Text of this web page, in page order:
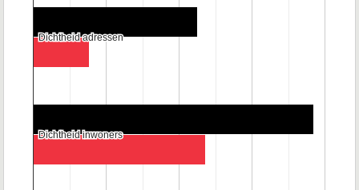
Dichtheid adressen
Dichtheid adressen
Dichtheid inwoners
Dichtheid inwoners